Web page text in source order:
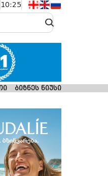
10:25
ბიზნეს ნიუსი